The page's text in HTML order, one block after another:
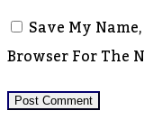
Save My
Browser For The